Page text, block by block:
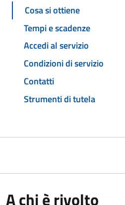
Cosa si ottiene
Tempi e scadenze
Accedi al servizio
Condizioni di servizio
Contatti
Strumenti di tutela
A chi è rivolto